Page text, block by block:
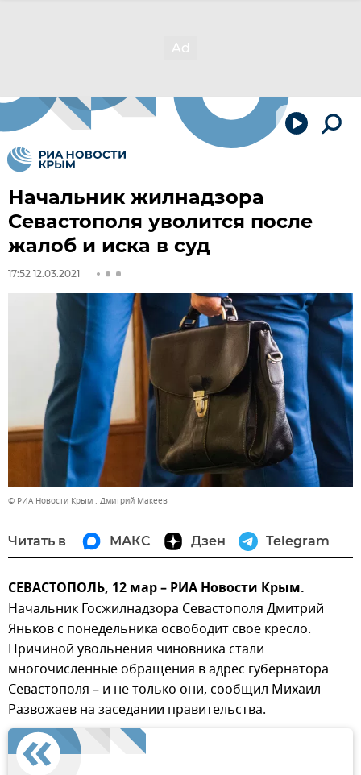
Начальник жилнадзора
Севастополя уволится после
жалоб и иска в суд
17:52 12.03.2021
© РИА Новости Крым . Дмитрий Макеев
Читать в МАКС Дзен Telegram
СЕВАСТОПОЛЬ, 12 мар – РИА Новости Крым.
Начальник Госжилнадзора Севастополя Дмитрий
Яньков с понедельника освободит свое кресло.
Причиной увольнения чиновника стали
многочисленные обращения в адрес губернатора
Севастополя – и не только они, сообщил Михаил
Развожаев на заседании правительства.